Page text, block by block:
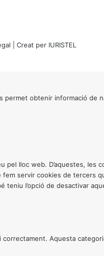
| Creat per IURISTEL
obtenir informació de
lloc web. D’aquestes, les
servir cookies de
teniu l’opció de desactivar
Aquesta